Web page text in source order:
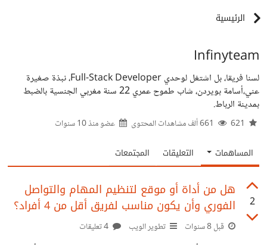
الرئيسية
Infinyteam
لسنا فريقا، بل اشتغل لوحدي Full-Stack Developer، نبذة صغيرة
عني،أسامة بويردن، شاب طموح عمري 22 سنة مغربي الجنسية بالضبط
بمدينة الرباط.
عضو منذ10 سنوات
المساهمات التعليقات المجتمعات
2
هل من أداة أو موقع لتنظيم المهام والتواصل
الفوري وأن يكون مناسب لفريق أقل من 4 أفراد؟
قبل 8 سنوات تطوير الويب